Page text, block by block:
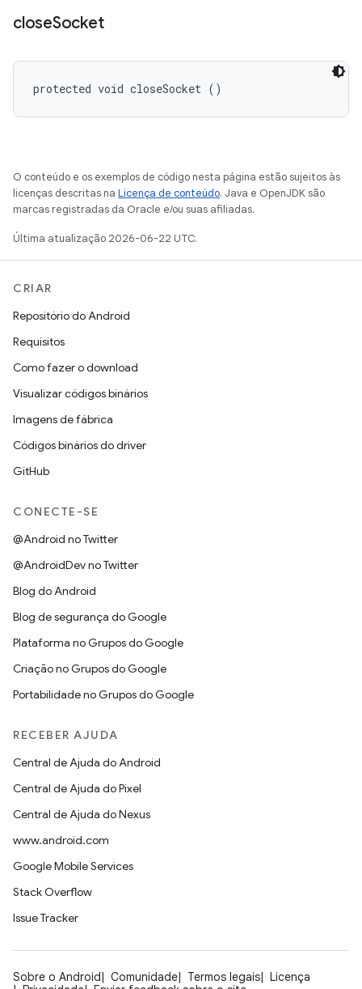
closeSocket
protected void closeSocket ()
O conteúdo e os exemplos de código nesta página estão sujeitos às
licenças descritas na Licença de conteúdo. Java e OpenJDK são
marcas registradas da Oracle e/ou suas afiliadas.
Última atualização 2026-06-22 UTC.
CRIAR
Repositório do Android
Requisitos
Como fazer o download
Visualizar códigos binários
Imagens de fábrica
Códigos binários do driver
GitHub
CONECTE-SE
@Android no Twitter
@AndroidDev no Twitter
Blog do Android
Blog de segurança do Google
Plataforma no Grupos do Google
Criação no Grupos do Google
Portabilidade no Grupos do Google
RECEBER AJUDA
Central de Ajuda do Android
Central de Ajuda do Pixel
Central de Ajuda do Nexus
www.android.com
Google Mobile Services
Stack Overflow
Issue Tracker
Sobre o Android Comunidade Termos legais
Licença